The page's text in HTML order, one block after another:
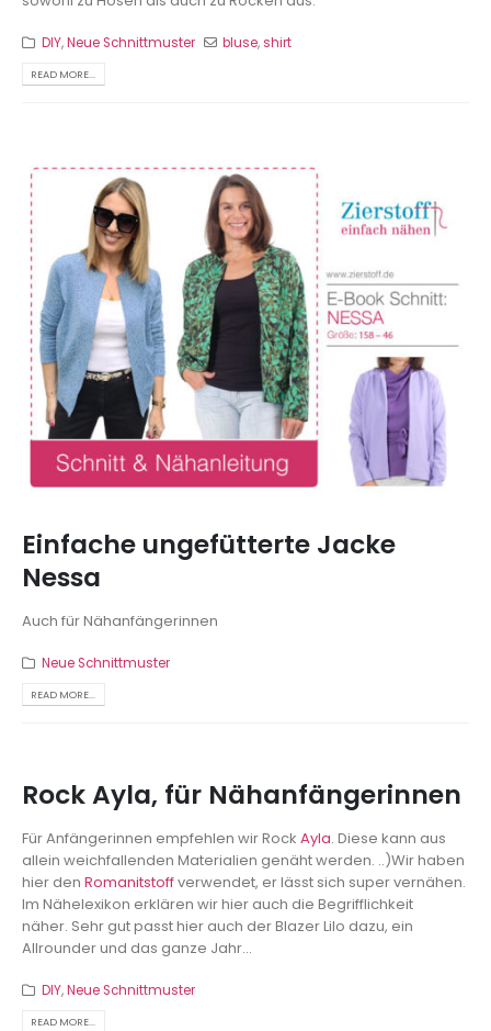
DIY,Neue Schnittmuster bluse,shirt
READ MORE...
Einfache ungefütterte Jacke
Nessa
Auch für Nähanfängerinnen
Neue Schnittmuster
READ MORE...
Rock Ayla, für Nähanfängerinnen
Für Anfängerinnen empfehlen wir Rock Ayla. Diese kann aus
allein weichfallenden Materialien genäht werden. ..)Wir haben
hier den Romanitstoffverwendet, er lässt sich super vernähen.
Im Nähelexikon erklären wir hier auch die Begrifflichkeit
näher. Sehr gut passt hier auch der Blazer Lilo dazu, ein
Allrounder und das ganze Jahr...
DIY,Neue Schnittmuster
READ MORE...